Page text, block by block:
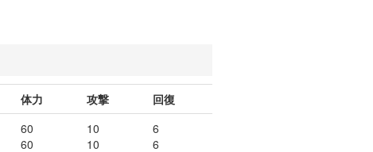
体力 攻撃
回復
60
60
10
10
6
6